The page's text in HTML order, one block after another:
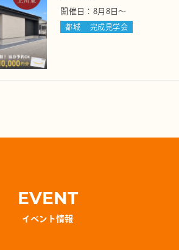
開催日：8月8日～
都城 完成見学会
EVENT
イベント情報